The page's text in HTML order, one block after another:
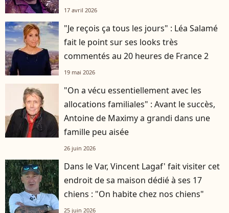
17 avril 2026
"Je reçois ça tous les jours" : Léa Salamé
fait le point sur ses looks très
commentés au 20 heures de France 2
19 mai 2026
"On a vécu essentiellement avec les
allocations familiales" : Avant le succès,
Antoine de Maximy a grandi dans une
famille peu aisée
26 juin 2026
Dans le Var, Vincent Lagaf' fait visiter cet
endroit de sa maison dédié à ses 17
chiens : "On habite chez nos chiens"
25 juin 2026